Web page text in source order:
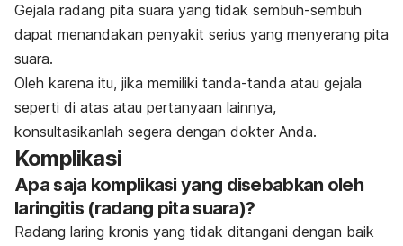
Gejala radang pita suara yang tidak sembuh-sembuh
dapat menandakan penyakit serius yang menyerang pita
suara.
Oleh karena itu, jika memiliki tanda-tanda atau gejala
seperti di atas atau pertanyaan lainnya,
konsultasikanlah segera dengan dokter Anda.
Komplikasi
Apa saja komplikasi yang disebabkan oleh
laringitis (radang pita suara)?
Radang laring kronis yang tidak ditangani dengan baik